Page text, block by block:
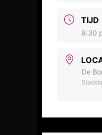
TIJD
8:30
De